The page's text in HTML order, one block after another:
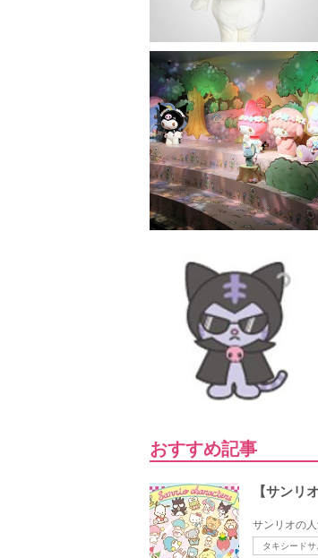
おすすめ記事
【サンリ
サンリオの
タキシードサ